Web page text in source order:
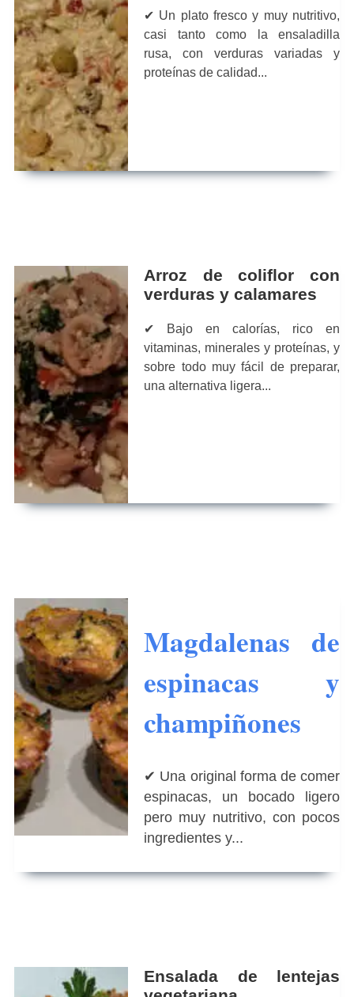
✔ Un plato fresco y muy nutritivo,
casi tanto como la ensaladilla
rusa, con verduras variadas y
proteínas de calidad...
Arroz de coliflor con
verduras y calamares
✔ Bajo en calorías, rico en
vitaminas, minerales y proteínas, y
sobre todo muy fácil de preparar,
una alternativa ligera...
Magdalenas de
espinacas y
champiñones
✔ Una original forma de comer
espinacas, un bocado ligero
pero muy nutritivo, con pocos
ingredientes y...
Ensalada de lentejas